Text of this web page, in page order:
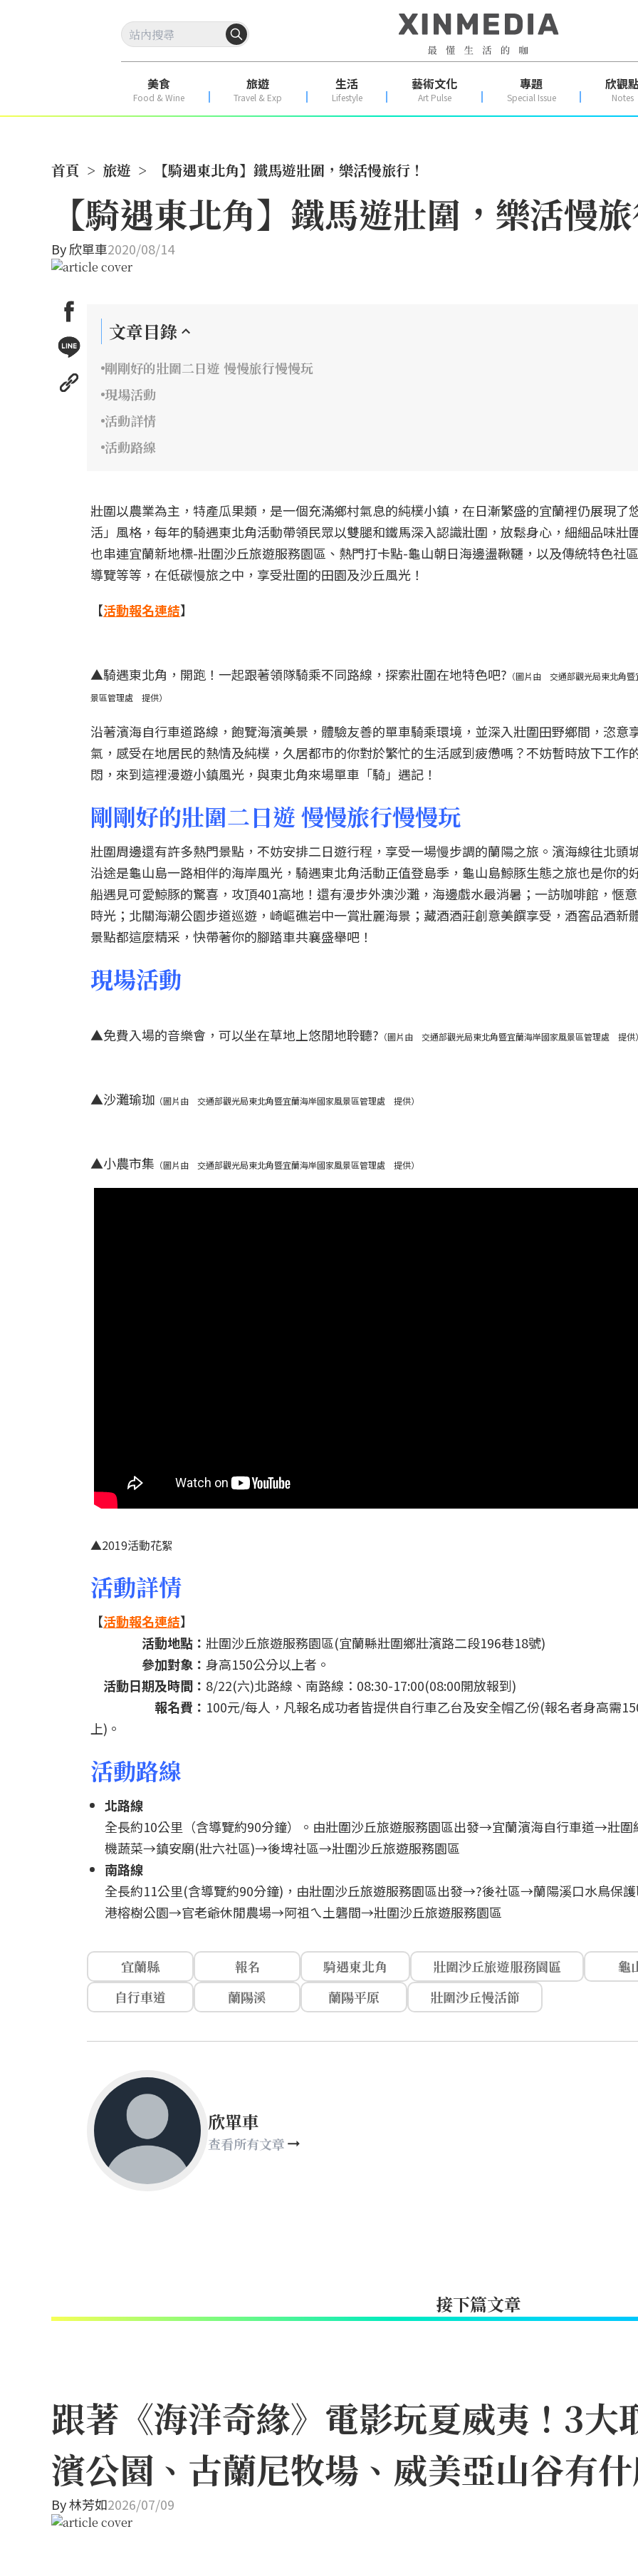
美食
Food & Wine
旅遊
Travel & Exp
生活
Lifestyle
藝術文化
Art Pulse
專題
Special Issue
欣觀
Notes
首頁 > 旅遊 > 【騎遇東北角】鐵馬遊壯圍，樂活慢旅行！
【騎遇東北角】鐵馬遊壯圍，樂活慢
By欣單車2020/08/14
文章目錄
剛剛好的壯圍二日遊 慢慢旅行慢慢玩
現場活動
活動詳情
活動路線
壯圍以農業為主，特產瓜果類，是一個充滿鄉村氣息的純樸小鎮，在日漸繁盛的宜蘭裡仍展現了
活」風格，每年的騎遇東北角活動帶領民眾以雙腿和鐵馬深入認識壯圍，放鬆身心，細細品味壯
也串連宜蘭新地標-壯圍沙丘旅遊服務園區、熱門打卡點-龜山朝日海邊盪鞦韆，以及傳統特色社
導覽等等，在低碳慢旅之中，享受壯圍的田園及沙丘風光！
【活動報名連結】
▲騎遇東北角，開跑！一起跟著領隊騎乘不同路線，探索壯圍在地特色吧? （圖片由 交通部觀光局東北角
景區管理處 提供）
沿著濱海自行車道路線，飽覽海濱美景，體驗友善的單車騎乘環境，並深入壯圍田野鄉間，恣意
氣，感受在地居民的熱情及純樸，久居都市的你對於繁忙的生活感到疲憊嗎？不妨暫時放下工作
悶，來到這裡漫遊小鎮風光，與東北角來場單車「騎」遇記！
剛剛好的壯圍二日遊 慢慢旅行慢慢玩
壯圍周邊還有許多熱門景點，不妨安排二日遊行程，享受一場慢步調的蘭陽之旅。濱海線往北頭
沿途是龜山島一路相伴的海岸風光，騎遇東北角活動正值登島季，龜山島鯨豚生態之旅也是你的
船遇見可愛鯨豚的驚喜，攻頂401高地！還有漫步外澳沙灘，海邊戲水最消暑；一訪咖啡館，愜
時光；北關海潮公園步道巡遊，崎嶇礁岩中一賞壯麗海景；藏酒酒莊創意美饌享受，酒窖品酒新
景點都這麼精采，快帶著你的腳踏車共襄盛舉吧！
現場活動
▲免費入場的音樂會，可以坐在草地上悠閒地聆聽? （圖片由 交通部觀光局東北角暨宜蘭海岸國家風景區管理處 提供
▲沙灘瑜珈 （圖片由 交通部觀光局東北角暨宜蘭海岸國家風景區管理處 提供）
▲小農市集 （圖片由 交通部觀光局東北角暨宜蘭海岸國家風景區管理處 提供）
▲2019活動花絮
活動詳情
【活動報名連結】
活動地點： 壯圍沙丘旅遊服務園區(宜蘭縣壯圍鄉壯濱路二段196巷18號)
參加對象： 身高150公分以上者。
活動日期及時間： 8/22(六)北路線、南路線：08:30-17:00(08:00開放報到)
報名費： 100元/每人，凡報名成功者皆提供自行車乙台及安全帽乙份(報名者身高需
上)。
活動路線
北路線
全長約10公里（含導覽約90分鐘）。由壯圍沙丘旅遊服務園區出發→宜蘭濱海自行車道→壯圍
機蔬菜→鎮安廟(壯六社區)→後埤社區→壯圍沙丘旅遊服務園區
南路線
全長約11公里(含導覽約90分鐘)，由壯圍沙丘旅遊服務園區出發→?後社區→蘭陽溪口水鳥保
港榕樹公園→官老爺休閒農場→阿祖ㄟ土礱間→壯圍沙丘旅遊服務園區
宜蘭縣 報名 騎遇東北角 壯圍沙丘旅遊服務園區
龜
自行車道
蘭陽溪 蘭陽平原 壯圍沙丘慢活節
欣單車
查看所有文章
接下篇文章
跟著《海洋奇緣》電影玩夏威夷！3大
濱公園、古蘭尼牧場、威美亞山谷有
By林芳如2026/07/09